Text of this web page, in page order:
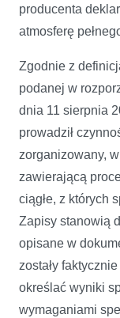
producenta
atmosferę
Zgodnie z
podanej w
dnia 11 sierpnia
prowadził
zorganizowany,
zawierającą
ciągłe, z których
Zapisy stanowią
opisane w
zostały
określać wyniki
wymaganiami